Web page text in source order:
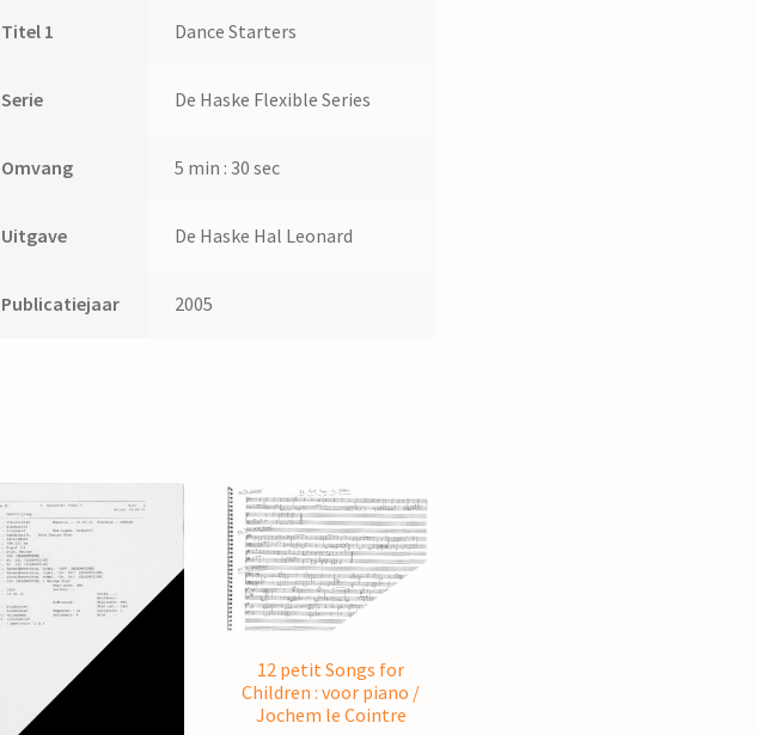
Titel 1 Dance Starters
Serie De Haske Flexible Series
Omvang 5 min : 30 sec
Uitgave De Haske Hal Leonard
Publicatiejaar 2005
12 petit Songs for
Children : voor piano /
Jochem le Cointre